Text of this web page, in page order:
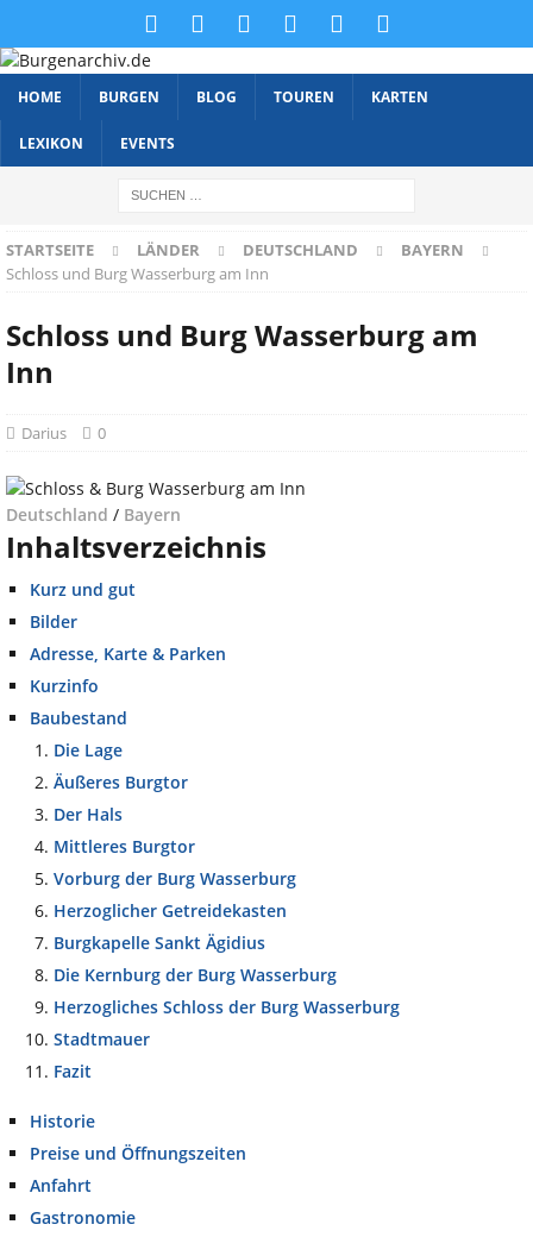
HOME BURGEN BLOG TOUREN KARTEN
LEXIKON EVENTS
STARTSEITE LÄNDER DEUTSCHLAND
BAYERN
Schloss und Burg Wasserburg am Inn
Schloss und Burg Wasserburg am
Inn
Darius 0
Deutschland / Bayern
Inhaltsverzeichnis
Kurz und gut
Bilder
Adresse, Karte & Parken
Kurzinfo
Baubestand
Die Lage
Äußeres Burgtor
Der Hals
Mittleres Burgtor
Vorburg der Burg Wasserburg
Herzoglicher Getreidekasten
Burgkapelle Sankt Ägidius
Die Kernburg der Burg Wasserburg
Herzogliches Schloss der Burg Wasserburg
Stadtmauer
Fazit
Historie
Preise und Öffnungszeiten
Anfahrt
Gastronomie